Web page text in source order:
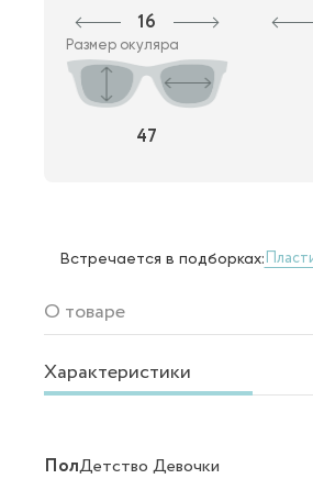
16
Размер окуляра
47
Встречается в подборках:
О товаре
Характеристики
ПолДетство Девочки